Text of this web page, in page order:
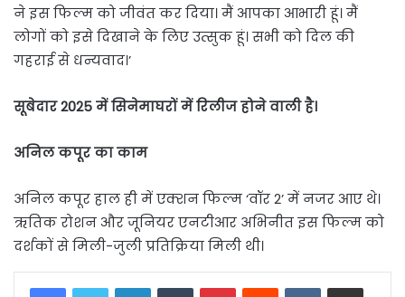
ने इस फिल्म को जीवंत कर दिया। मैं आपका आभारी हूं। मैं
लोगों को इसे दिखाने के लिए उत्सुक हूं। सभी को दिल की
गहराई से धन्यवाद।’
सूबेदार 2025 में सिनेमाघरों में रिलीज होने वाली है।
अनिल कपूर का काम
अनिल कपूर हाल ही में एक्शन फिल्म ‘वॉर 2’ में नजर आए थे।
ऋतिक रोशन और जूनियर एनटीआर अभिनीत इस फिल्म को
दर्शकों से मिली-जुली प्रतिक्रिया मिली थी।
LinkedInTumblrPinterestReddit VKontakteShare via Email